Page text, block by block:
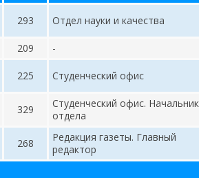
293 Отдел науки и качества
209 -
225 Студенческий офис
329
Студенческий офис. Начальник
отдела
268
Редакция газеты. Главный
редактор